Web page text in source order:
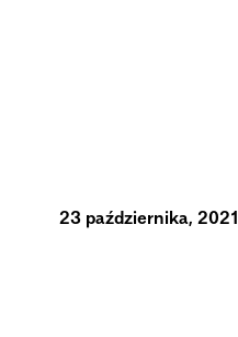
23 października, 2021